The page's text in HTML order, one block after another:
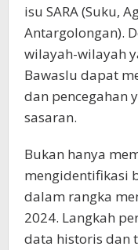
isu SARA (Suku,
Antargolongan).
wilayah-wilayah
Bawaslu dapat
dan pencegahan
sasaran.
Bukan hanya
mengidentifikasi
dalam rangka
2024. Langkah
data historis dan